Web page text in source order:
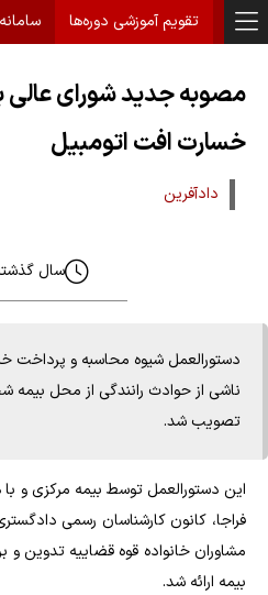
تقویم آموزشی دوره‌ها
مصوبه جدید شورای عالی
خسارت افت اتومبیل
دادآفرین
سال
دستورالعمل شیوه محاسبه و پرداخت
ناشی از حوادث رانندگی از محل
تصویب شد.
این دستورالعمل توسط بیمه مرکزی و با
فراجا، کانون کارشناسان رسمی
مشاوران خانواده قوه قضاییه تدوین و
بیمه ارائه شد.